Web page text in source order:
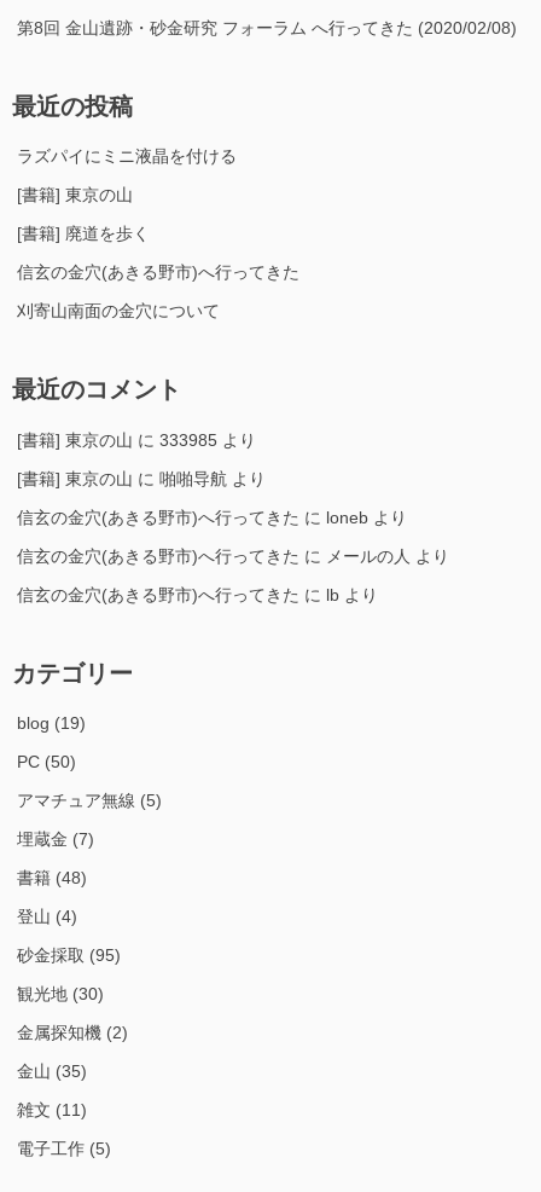
第8回 金山遺跡・砂金研究 フォーラム へ行ってきた (2020/02/08)
最近の投稿
ラズパイにミニ液晶を付ける
[書籍] 東京の山
[書籍] 廃道を歩く
信玄の金穴(あきる野市)へ行ってきた
刈寄山南面の金穴について
最近のコメント
[書籍] 東京の山 に 333985 より
[書籍] 東京の山 に 啪啪导航 より
信玄の金穴(あきる野市)へ行ってきた に loneb より
信玄の金穴(あきる野市)へ行ってきた に メールの人 より
信玄の金穴(あきる野市)へ行ってきた に lb より
カテゴリー
blog (19)
PC (50)
アマチュア無線 (5)
埋蔵金 (7)
書籍 (48)
登山 (4)
砂金採取 (95)
観光地 (30)
金属探知機 (2)
金山 (35)
雑文 (11)
電子工作 (5)